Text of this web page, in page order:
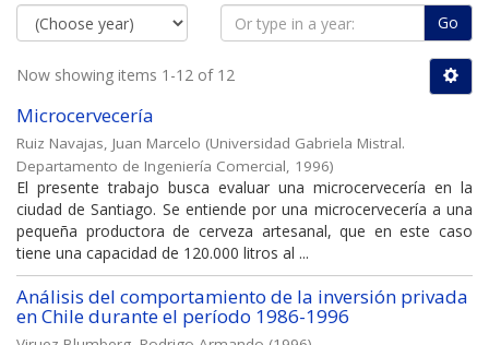
Go
Now showing items 1-12 of 12
Microcervecería
Ruiz Navajas, Juan Marcelo (Universidad Gabriela Mistral.
Departamento de Ingeniería Comercial, 1996)
El presente trabajo busca evaluar una microcervecería en la
ciudad de Santiago. Se entiende por una microcervecería a una
pequeña productora de cerveza artesanal, que en este caso
tiene una capacidad de 120.000 litros al ...
Análisis del comportamiento de la inversión privada
en Chile durante el período 1986-1996